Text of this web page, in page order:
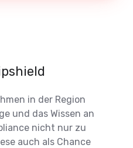
in der Region
und das Wissen an
nicht nur zu
auch als Chance